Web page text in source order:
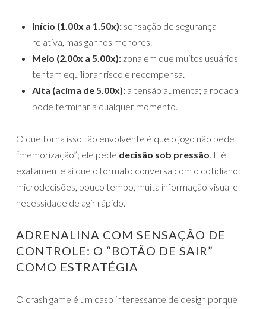
Início (1.00x a 1.50x): sensação de segurança
relativa, mas ganhos menores.
Meio (2.00x a 5.00x): zona em que muitos usuários
tentam equilibrar risco e recompensa.
Alta (acima de 5.00x): a tensão aumenta; a rodada
pode terminar a qualquer momento.
O que torna isso tão envolvente é que o jogo não pede
“memorização”; ele pede decisão sob pressão. E é
exatamente aí que o formato conversa com o cotidiano:
microdecisões, pouco tempo, muita informação visual e
necessidade de agir rápido.
ADRENALINA COM SENSAÇÃO DE
CONTROLE: O “BOTÃO DE SAIR”
COMO ESTRATÉGIA
O crash game é um caso interessante de design porque